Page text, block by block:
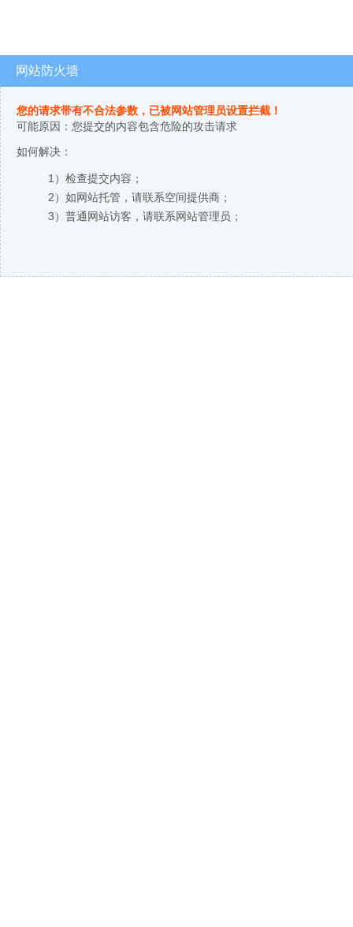
网站防火墙
您的请求带有不合法参数，已被网站管理员设置拦截！
可能原因：您提交的内容包含危险的攻击请求
如何解决：
1）检查提交内容；
2）如网站托管，请联系空间提供商；
3）普通网站访客，请联系网站管理员；